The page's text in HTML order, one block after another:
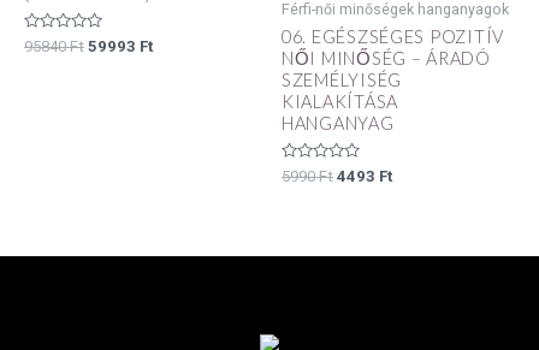
Értékelés:
95840Ft 59993 Ft
Férfi-női minőségek hanganyagok
06. EGÉSZSÉGES POZITÍV
NŐI MINŐSÉG – ÁRADÓ
SZEMÉLYISÉG
KIALAKÍTÁSA
HANGANYAG
Értékelés:
5990Ft 4493 Ft